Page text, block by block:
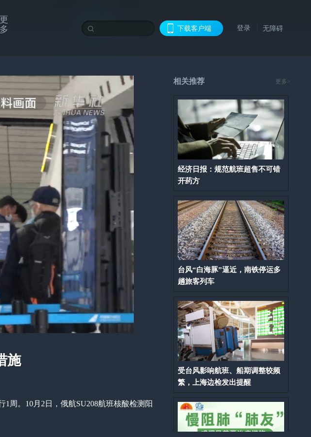
更
多
下载客户端 登录 无障碍
施
周。10月2日，俄航SU208航班核酸检测阳
相关推荐 更多>
经济日报：规范航班超售不可错
开药方
台风“白海豚”逼近，南铁停运多
趟旅客列车
受台风影响航班、船期调整较频
繁，上海边检发出提醒